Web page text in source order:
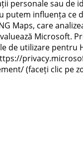
personale sau de
putem influența ce
Maps, care
Microsoft.
de utilizare pentru
(faceți clic pe